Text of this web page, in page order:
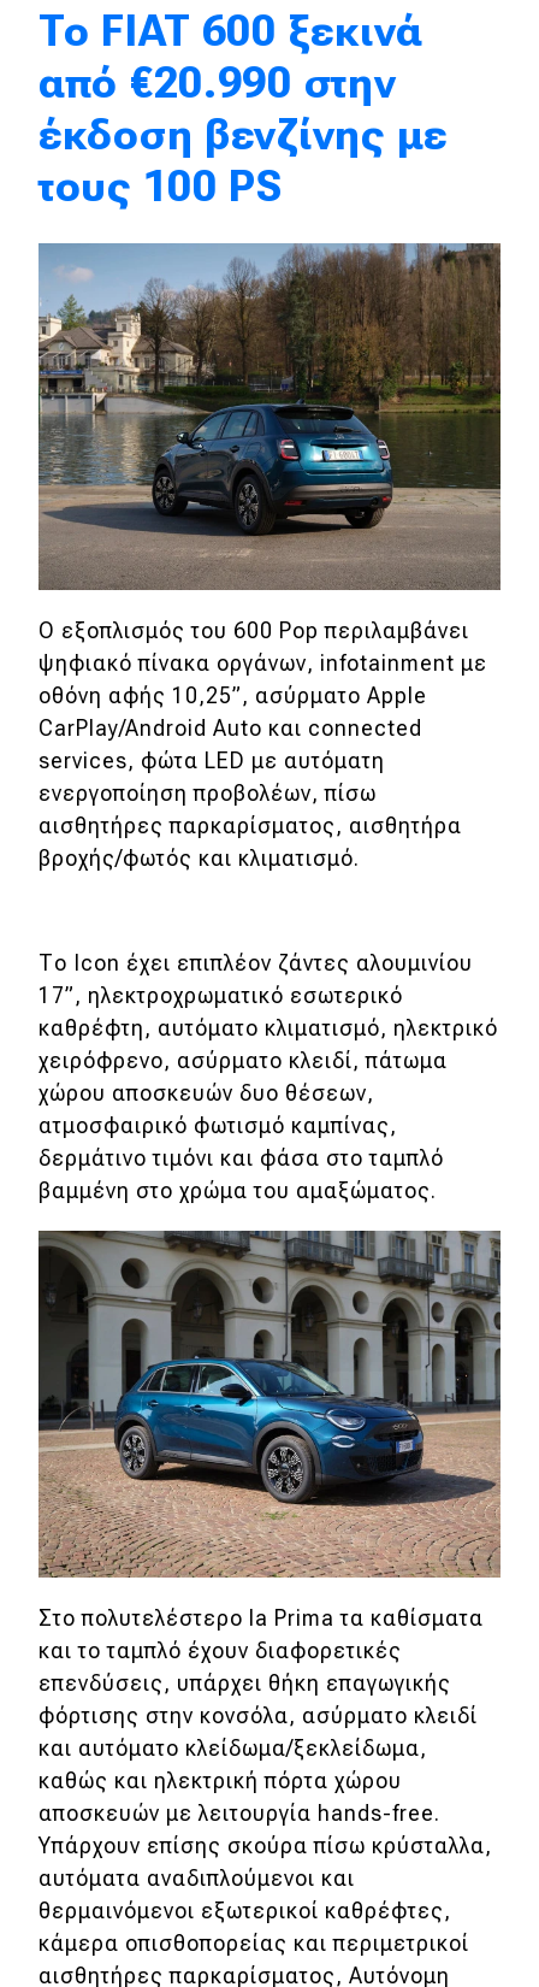
Δοκιμή
Αποστολή
Συγκρίνουμε
Αγώνες
Formula 1
WRC
Motorsport
Eco
Νέα
Τεχνολογία
Mobility
Σταθμοί φόρτισης
Classic
Νέα
Παρουσιάσεις
MOTO
Μεταχειρισμένο
Οδηγός αγοράς
Συμβουλές
Συμβουλές
ΚΤΕΟ
Οδική βοήθεια
eDRIVE
DRIVE USED
To FIAT 600 ξεκινά
από €20.990 στην
έκδοση βενζίνης με
τους 100 PS
Ο εξοπλισμός του 600 Pop περιλαμβάνει
ψηφιακό πίνακα οργάνων, infotainment με
οθόνη αφής 10,25”, ασύρματο Apple
CarPlay/Android Auto και connected
services, φώτα LED με αυτόματη
ενεργοποίηση προβολέων, πίσω
αισθητήρες παρκαρίσματος, αισθητήρα
βροχής/φωτός και κλιματισμό.
Το Icon έχει επιπλέον ζάντες αλουμινίου
17”, ηλεκτροχρωματικό εσωτερικό
καθρέφτη, αυτόματο κλιματισμό, ηλεκτρικό
χειρόφρενο, ασύρματο κλειδί, πάτωμα
χώρου αποσκευών δυο θέσεων,
ατμοσφαιρικό φωτισμό καμπίνας,
δερμάτινο τιμόνι και φάσα στο ταμπλό
βαμμένη στο χρώμα του αμαξώματος.
Στο πολυτελέστερο la Prima τα καθίσματα
και το ταμπλό έχουν διαφορετικές
επενδύσεις, υπάρχει θήκη επαγωγικής
φόρτισης στην κονσόλα, ασύρματο κλειδί
και αυτόματο κλείδωμα/ξεκλείδωμα,
καθώς και ηλεκτρική πόρτα χώρου
αποσκευών με λειτουργία hands-free.
Υπάρχουν επίσης σκούρα πίσω κρύσταλλα,
αυτόματα αναδιπλούμενοι και
θερμαινόμενοι εξωτερικοί καθρέφτες,
κάμερα οπισθοπορείας και περιμετρικοί
αισθητήρες παρκαρίσματος, Αυτόνομη